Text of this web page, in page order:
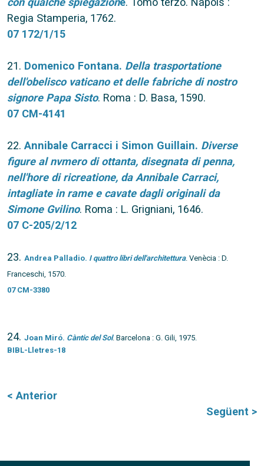
Regia Stamperia, 1762.
07 172/1/15
21. Domenico Fontana. Della trasportatione
dell'obelisco vaticano et delle fabriche di nostro
signore Papa Sisto. Roma : D. Basa, 1590.
07 CM-4141
22. Annibale Carracci i Simon Guillain. Diverse
figure al nvmero di ottanta, disegnata di penna,
nell'hore di ricreatione, da Annibale Carraci,
intagliate in rame e cavate dagli originali da
Simone Gvilino. Roma : L. Grigniani, 1646.
07 C-205/2/12
23. Andrea Palladio. I quattro libri dell'architettura. Venècia : D.
Franceschi, 1570.
07 CM-3380
24. Joan Miró. Càntic del Sol. Barcelona : G. Gili, 1975.
BIBL-Lletres-18
< Anterior
Següent >